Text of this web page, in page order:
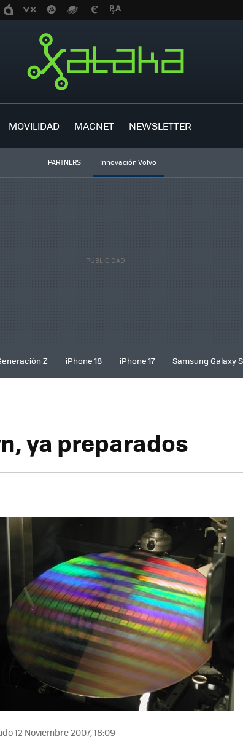
MOVILIDAD MAGNET NEWSLETTER
PARTNERS Innovación Volvo
Z iPhone 18 iPhone 17 Samsung Galaxy
ya preparados
12 Noviembre 2007, 18:09